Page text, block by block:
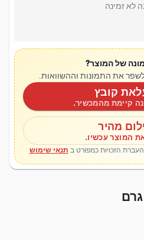
לא זמינה
של המוצר?
לשפר את התמונות וההשוואות.
קובץ
קיימת מהמכשיר.
מהיר
המוצר עכשיו.
הזכויות כמפורט ב תנאי שימוש